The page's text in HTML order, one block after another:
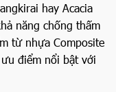
hay Acacia
năng chống thấm
từ nhựa Composite
điểm nổi bật với